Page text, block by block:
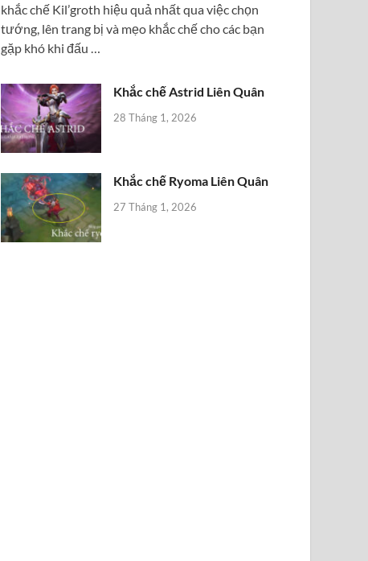
khắc chế Kil’groth hiệu quả nhất qua việc chọn
tướng, lên trang bị và mẹo khắc chế cho các bạn
gặp khó khi đấu …
Khắc chế Astrid Liên Quân
28 Tháng 1, 2026
Khắc chế Ryoma Liên Quân
27 Tháng 1, 2026